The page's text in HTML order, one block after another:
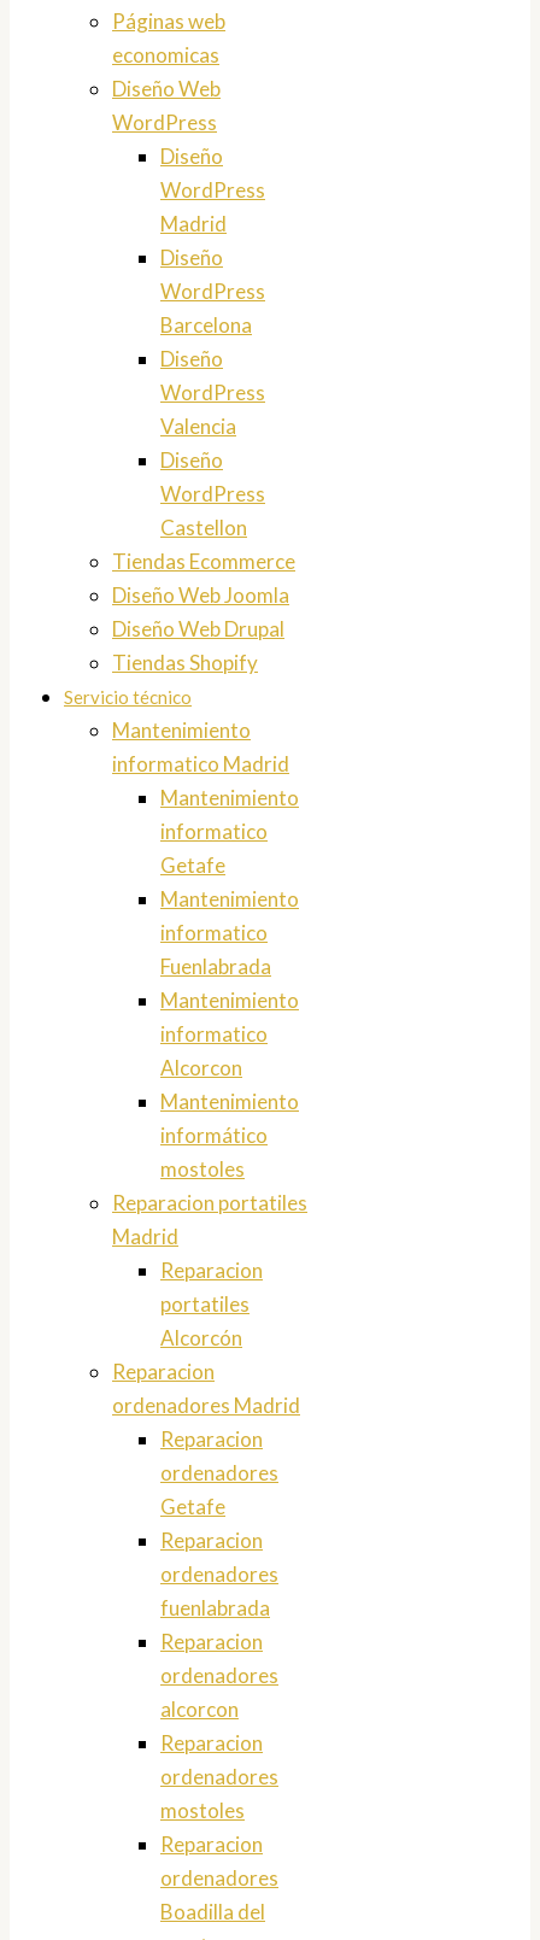
Páginas web
economicas
Diseño Web
WordPress
Diseño
WordPress
Madrid
Diseño
WordPress
Barcelona
Diseño
WordPress
Valencia
Diseño
WordPress
Castellon
Tiendas Ecommerce
Diseño Web Joomla
Diseño Web Drupal
Tiendas Shopify
Servicio técnico
Mantenimiento
informatico Madrid
Mantenimiento
informatico
Getafe
Mantenimiento
informatico
Fuenlabrada
Mantenimiento
informatico
Alcorcon
Mantenimiento
informático
mostoles
Reparacion portatiles
Madrid
Reparacion
portatiles
Alcorcón
Reparacion
ordenadores Madrid
Reparacion
ordenadores
Getafe
Reparacion
ordenadores
fuenlabrada
Reparacion
ordenadores
alcorcon
Reparacion
ordenadores
mostoles
Reparacion
ordenadores
Boadilla del